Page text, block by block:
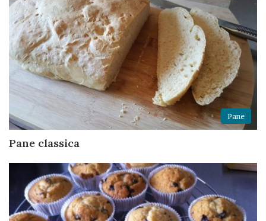
Pane
Pane classica